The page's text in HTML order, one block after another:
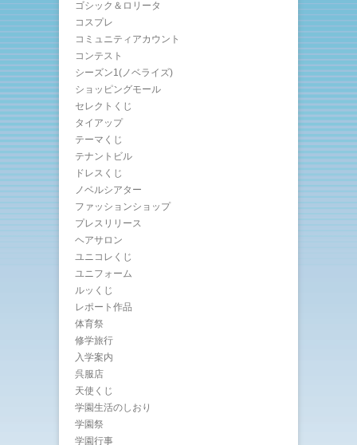
ゴシック＆ロリータ
コスプレ
コミュニティアカウント
コンテスト
シーズン1(ノベライズ)
ショッピングモール
セレクトくじ
タイアップ
テーマくじ
テナントビル
ドレスくじ
ノベルシアター
ファッションショップ
プレスリリース
ヘアサロン
ユニコレくじ
ユニフォーム
ルッくじ
レポート作品
体育祭
修学旅行
入学案内
呉服店
天使くじ
学園生活のしおり
学園祭
学園行事